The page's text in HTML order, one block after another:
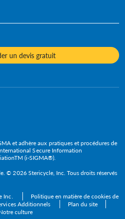
Informatique
de Documents
cas
un devis gratuit
et adhère aux pratiques et procédures de
Secure Information
(i-SIGMA®).
. © 2026 Stericycle, Inc. Tous droits réservés
Inc.
Politique en matière de cookies de
Additionnels
Plan du site
culture